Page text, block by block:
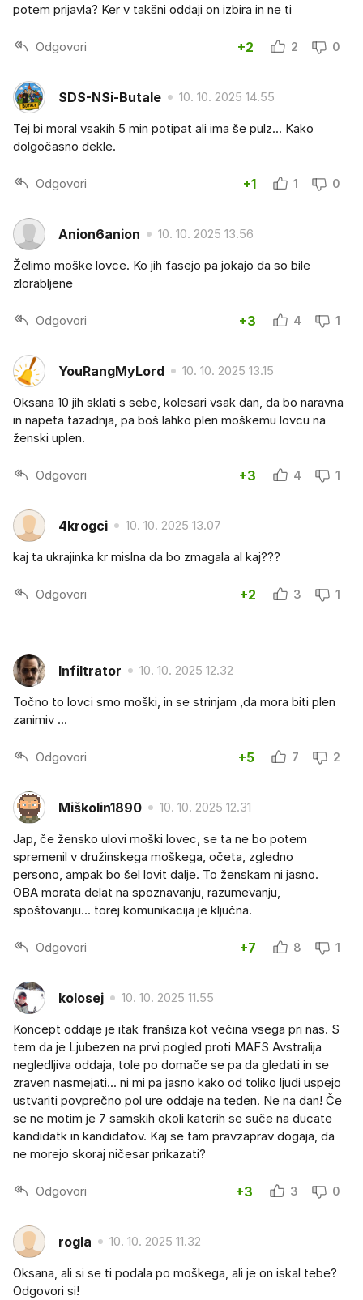
potem prijavla? Ker v takšni oddaji on izbira in ne ti
Odgovori +2 2 0
SDS-NSi-Butale 10. 10. 2025 14.55
Tej bi moral vsakih 5 min potipat ali ima še pulz... Kako
dolgočasno dekle.
Odgovori +1 1 0
Anion6anion 10. 10. 2025 13.56
Želimo moške lovce. Ko jih fasejo pa jokajo da so bile
zlorabljene
Odgovori +3 4 1
YouRangMyLord 10. 10. 2025 13.15
Oksana 10 jih sklati s sebe, kolesari vsak dan, da bo naravna
in napeta tazadnja, pa boš lahko plen moškemu lovcu na
ženski uplen.
Odgovori +3 4 1
4krogci 10. 10. 2025 13.07
kaj ta ukrajinka kr mislna da bo zmagala al kaj???
Odgovori +2 3 1
Infiltrator 10. 10. 2025 12.32
Točno to lovci smo moški, in se strinjam ,da mora biti plen
zanimiv ...
Odgovori +5 7 2
Miškolin1890 10. 10. 2025 12.31
Jap, če žensko ulovi moški lovec, se ta ne bo potem
spremenil v družinskega moškega, očeta, zgledno
persono, ampak bo šel lovit dalje. To ženskam ni jasno.
OBA morata delat na spoznavanju, razumevanju,
spoštovanju... torej komunikacija je ključna.
Odgovori +7 8 1
kolosej 10. 10. 2025 11.55
Koncept oddaje je itak franšiza kot večina vsega pri nas. S
tem da je Ljubezen na prvi pogled proti MAFS Avstralija
negledljiva oddaja, tole po domače se pa da gledati in se
zraven nasmejati... ni mi pa jasno kako od toliko ljudi uspejo
ustvariti povprečno pol ure oddaje na teden. Ne na dan! Če
se ne motim je 7 samskih okoli katerih se suče na ducate
kandidatk in kandidatov. Kaj se tam pravzaprav dogaja, da
ne morejo skoraj ničesar prikazati?
Odgovori +3 3 0
rogla 10. 10. 2025 11.32
Oksana, ali si se ti podala po moškega, ali je on iskal tebe?
Odgovori si!